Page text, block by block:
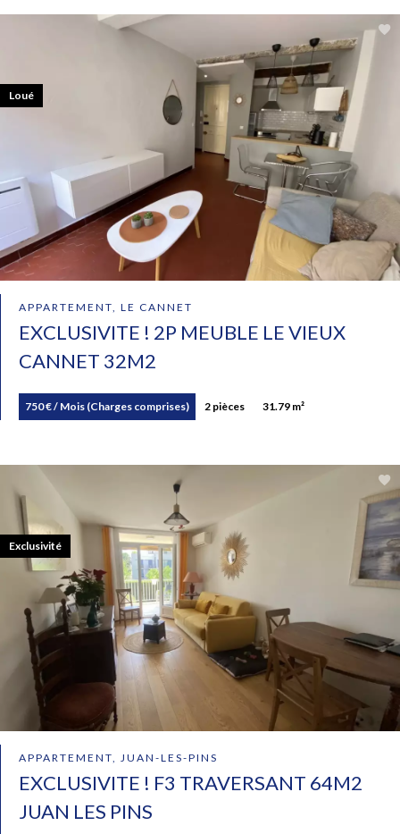
APPARTEMENT, LE CANNET
EXCLUSIVITE ! 2P MEUBLE LE VIEUX
CANNET 32M2
750 € / Mois (Charges comprises) 2 pièces 31.79 m²
Loué
APPARTEMENT, JUAN-LES-PINS
EXCLUSIVITE ! F3 TRAVERSANT 64M2
JUAN LES PINS
Exclusivité